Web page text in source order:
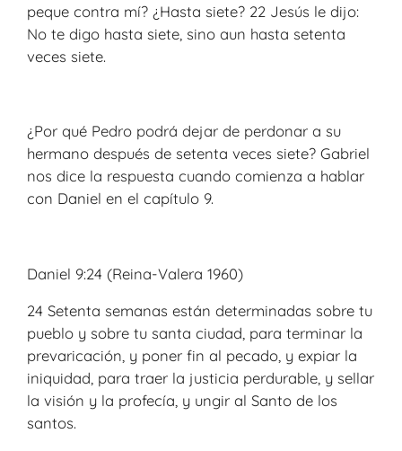
peque contra mí? ¿Hasta siete? 22 Jesús le dijo:
No te digo hasta siete, sino aun hasta setenta
veces siete.
¿Por qué Pedro podrá dejar de perdonar a su
hermano después de setenta veces siete? Gabriel
nos dice la respuesta cuando comienza a hablar
con Daniel en el capítulo 9.
Daniel 9:24 (Reina-Valera 1960)
24 Setenta semanas están determinadas sobre tu
pueblo y sobre tu santa ciudad, para terminar la
prevaricación, y poner fin al pecado, y expiar la
iniquidad, para traer la justicia perdurable, y sellar
la visión y la profecía, y ungir al Santo de los
santos.